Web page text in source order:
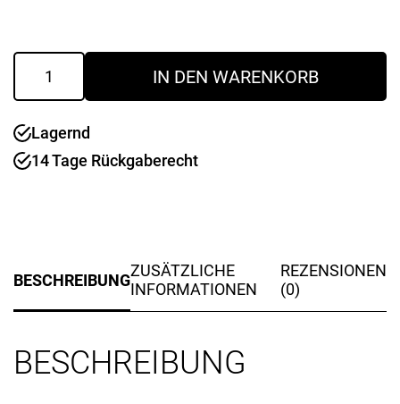
19,99 €
15,99 €.
Kuchen-
2-
Nuova
Menge
IN DEN WARENKORB
Lagernd
14 Tage Rückgaberecht
BESCHREIBUNGZUSÄTZLICHE
INFORMATIONEN
REZENSIONEN
(0)
BESCHREIBUNG